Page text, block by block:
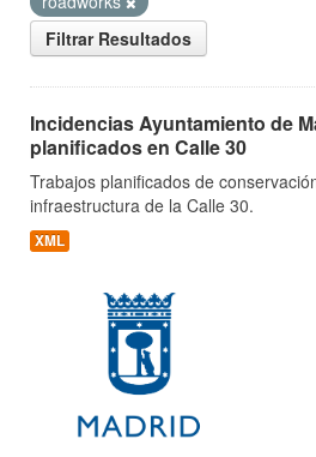
Filtrar Resultados
Incidencias Ayuntamiento de
planificados en Calle 30
Trabajos planificados de
infraestructura de la Calle 30.
XML